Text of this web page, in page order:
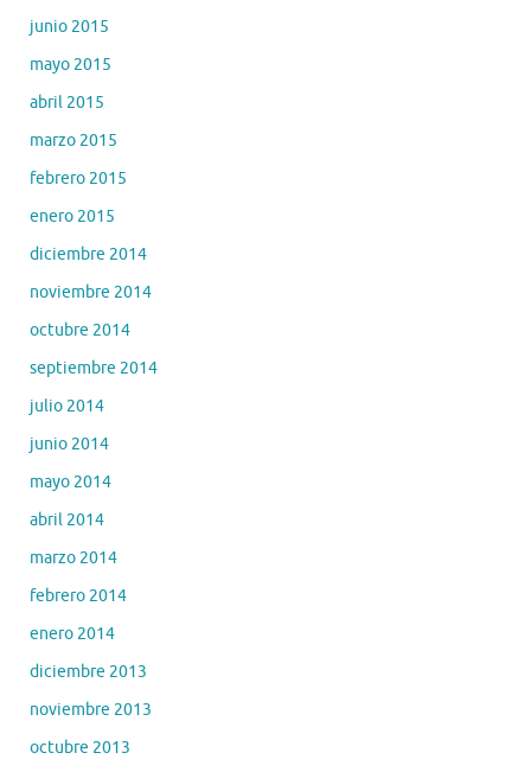
junio 2015
mayo 2015
abril 2015
marzo 2015
febrero 2015
enero 2015
diciembre 2014
noviembre 2014
octubre 2014
septiembre 2014
julio 2014
junio 2014
mayo 2014
abril 2014
marzo 2014
febrero 2014
enero 2014
diciembre 2013
noviembre 2013
octubre 2013